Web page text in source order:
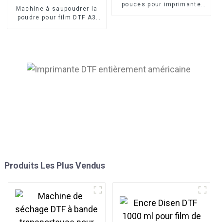
Machine à saupoudrer la
poudre pour film DTF A3
pouces pour imprimante
Produits Les Plus Vendus